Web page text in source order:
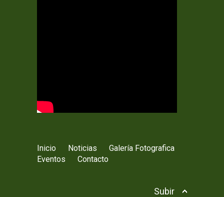
Inicio Noticias
Galería Fotografica
Eventos
Contacto
Subir